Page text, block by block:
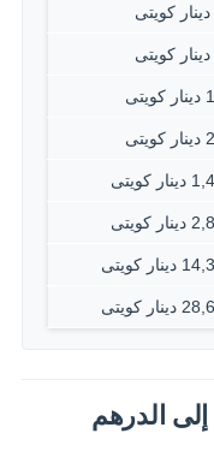
كويتى
كويتى
كويتى
كويتى
إلى الدرهم